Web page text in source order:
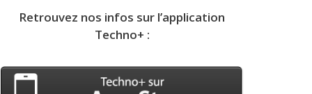
Retrouvez nos infos sur l’application
Techno+ :